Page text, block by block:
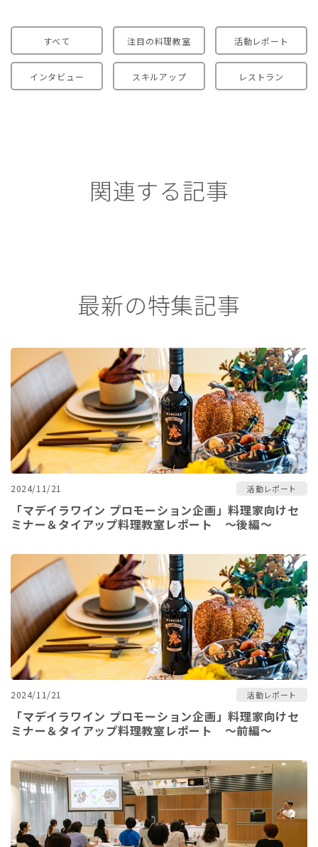
すべて 注目の料理教室 活動レポート
インタビュー スキルアップ レストラン
関連する記事
最新の特集記事
2024/11/21 活動レポート
「マデイラワイン プロモーション企画」料理家向けセ
ミナー＆タイアップ料理教室レポート ～後編～
2024/11/21 活動レポート
「マデイラワイン プロモーション企画」料理家向けセ
ミナー＆タイアップ料理教室レポート ～前編～